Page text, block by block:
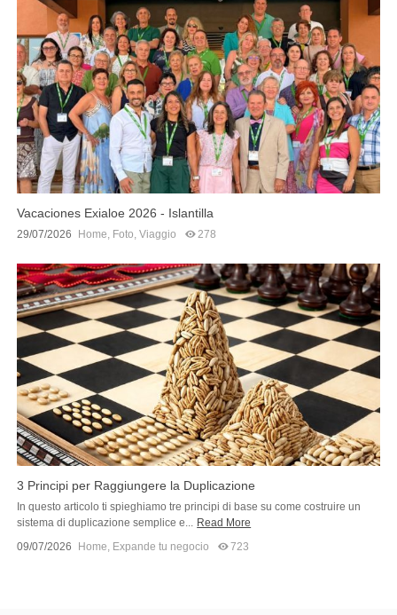
Vacaciones Exialoe 2026 - Islantilla
29/07/2026 Home Foto ,Viaggio 278
3 Principi per Raggiungere la Duplicazione
In questo articolo ti spieghiamo tre principi di base su come costruire un
sistema di duplicazione semplice e... Read More
09/07/2026
Home, Expande tu negocio 723